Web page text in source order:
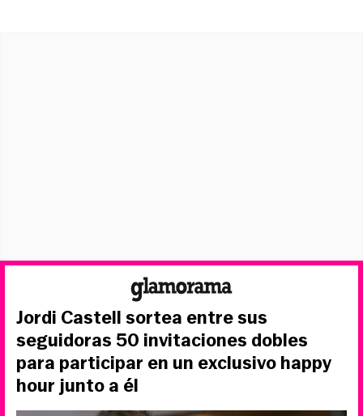
Jordi Castell sortea entre sus
seguidoras 50 invitaciones dobles
para participar en un exclusivo happy
hour junto a él